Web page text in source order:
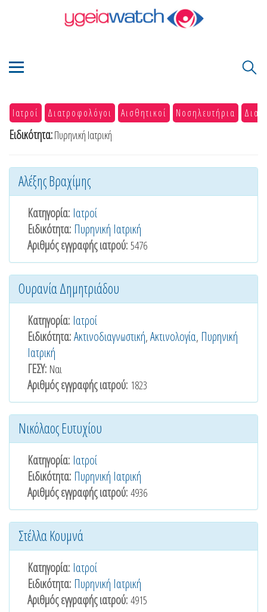
Ιατροί Διατροφολόγοι Αισθητικοί Νοσηλευτήρια
Ειδικότητα:Πυρηνική Ιατρική
Αλέξης Βραχίμης
Κατηγορία: Ιατροί
Ειδικότητα: Πυρηνική Ιατρική
Αριθμός εγγραφής ιατρού: 5476
Ουρανία Δημητριάδου
Κατηγορία: Ιατροί
Ειδικότητα:Ακτινοδιαγνωστική,Ακτινολογία, Πυρηνική
Ιατρική
ΓΕΣΥ: Ναι
Αριθμός εγγραφής ιατρού: 1823
Νικόλαος Ευτυχίου
Κατηγορία: Ιατροί
Ειδικότητα: Πυρηνική Ιατρική
Αριθμός εγγραφής ιατρού: 4936
Στέλλα Κουμνά
Κατηγορία: Ιατροί
Ειδικότητα: Πυρηνική Ιατρική
Αριθμός εγγραφής ιατρού: 4915